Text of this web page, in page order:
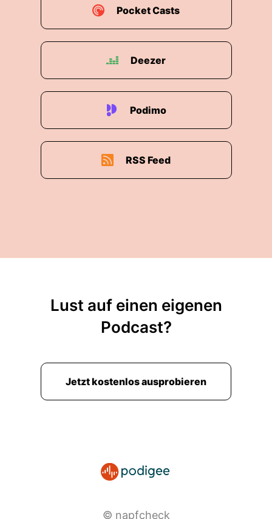
Pocket Casts
Deezer
Podimo
RSS Feed
Lust auf einen eigenen
Podcast?
Jetzt kostenlos ausprobieren
© napfcheck